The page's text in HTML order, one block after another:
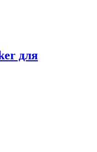
для